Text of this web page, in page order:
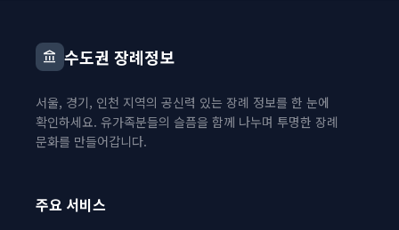
account_balance 수도권 장례정보
문화를 만들어갑니다.
주요 서비스